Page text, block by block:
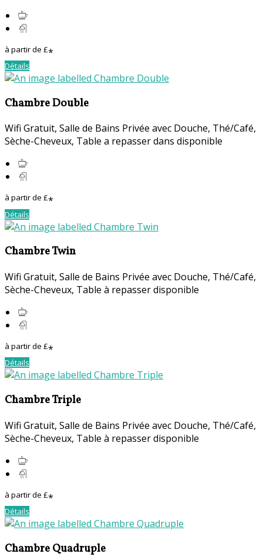
à partir de £*
Détails
Chambre Double
Wifi Gratuit, Salle de Bains Privée avec Douche, Thé/Café,
Sèche-Cheveux, Table a repasser dans disponible
à partir de £*
Détails
Chambre Twin
Wifi Gratuit, Salle de Bains Privée avec Douche, Thé/Café,
Sèche-Cheveux, Table à repasser disponible
à partir de £*
Détails
Chambre Triple
Wifi Gratuit, Salle de Bains Privée avec Douche, Thé/Café,
Sèche-Cheveux, Table à repasser disponible
à partir de £*
Détails
Chambre Quadruple